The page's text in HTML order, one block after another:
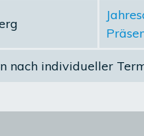
nach individueller